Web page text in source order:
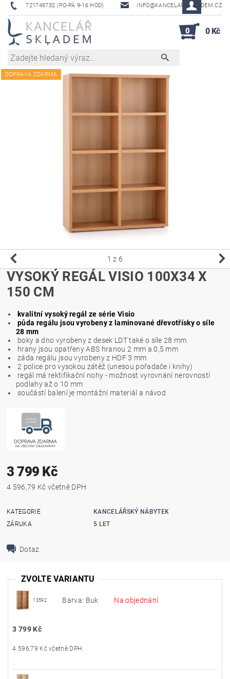
721749732 (PO-PÁ 9-16 HOD) INFO@KANCELAR-SKLADEM.CZ
0 0 Kč
DOPRAVA ZDARMA
1 z 6
VYSOKÝ REGÁL VISIO 100X34 X
150 CM
kvalitní vysoký regál ze série Visio
půda regálu jsou vyrobeny z laminované dřevotřísky o síle
28 mm
boky a dno vyrobeny z desek LDT také o síle 28 mm
hrany jsou opatřeny ABS hranou 2 mm a 0,5 mm
záda regálu jsou vyrobeny z HDF 3 mm
2 police pro vysokou zátěž (unesou pořadače i knihy)
regál má rektifikační nohy - možnost vyrovnání nerovností
podlahy až o 10 mm
součástí balení je montážní materiál a návod
3 799 Kč
4 596,79 Kč včetně DPH
KATEGORIE
KANCELÁŘSKÝ NÁBYTEK
ZÁRUKA
5 LET
Dotaz
ZVOLTE VARIANTU
13592 Barva: Buk Na objednání
3 799 Kč
4 596,79 Kč včetně DPH